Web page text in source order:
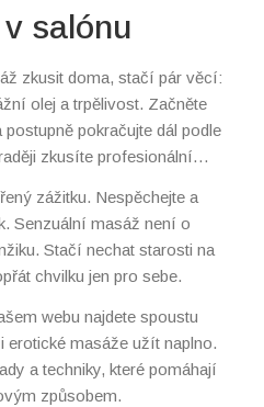
salónu
zkusit doma, stačí pár věcí:
olej a trpělivost. Začněte
pokračujte dál podle
zkusíte profesionální
citlivě a s respektem.
zážitku. Nespěchejte a
Senzuální masáž není o
Stačí nechat starosti na
chvilku jen pro sebe.
webu najdete spoustu
erotické masáže užít naplno.
a techniky, které pomáhají
způsobem.